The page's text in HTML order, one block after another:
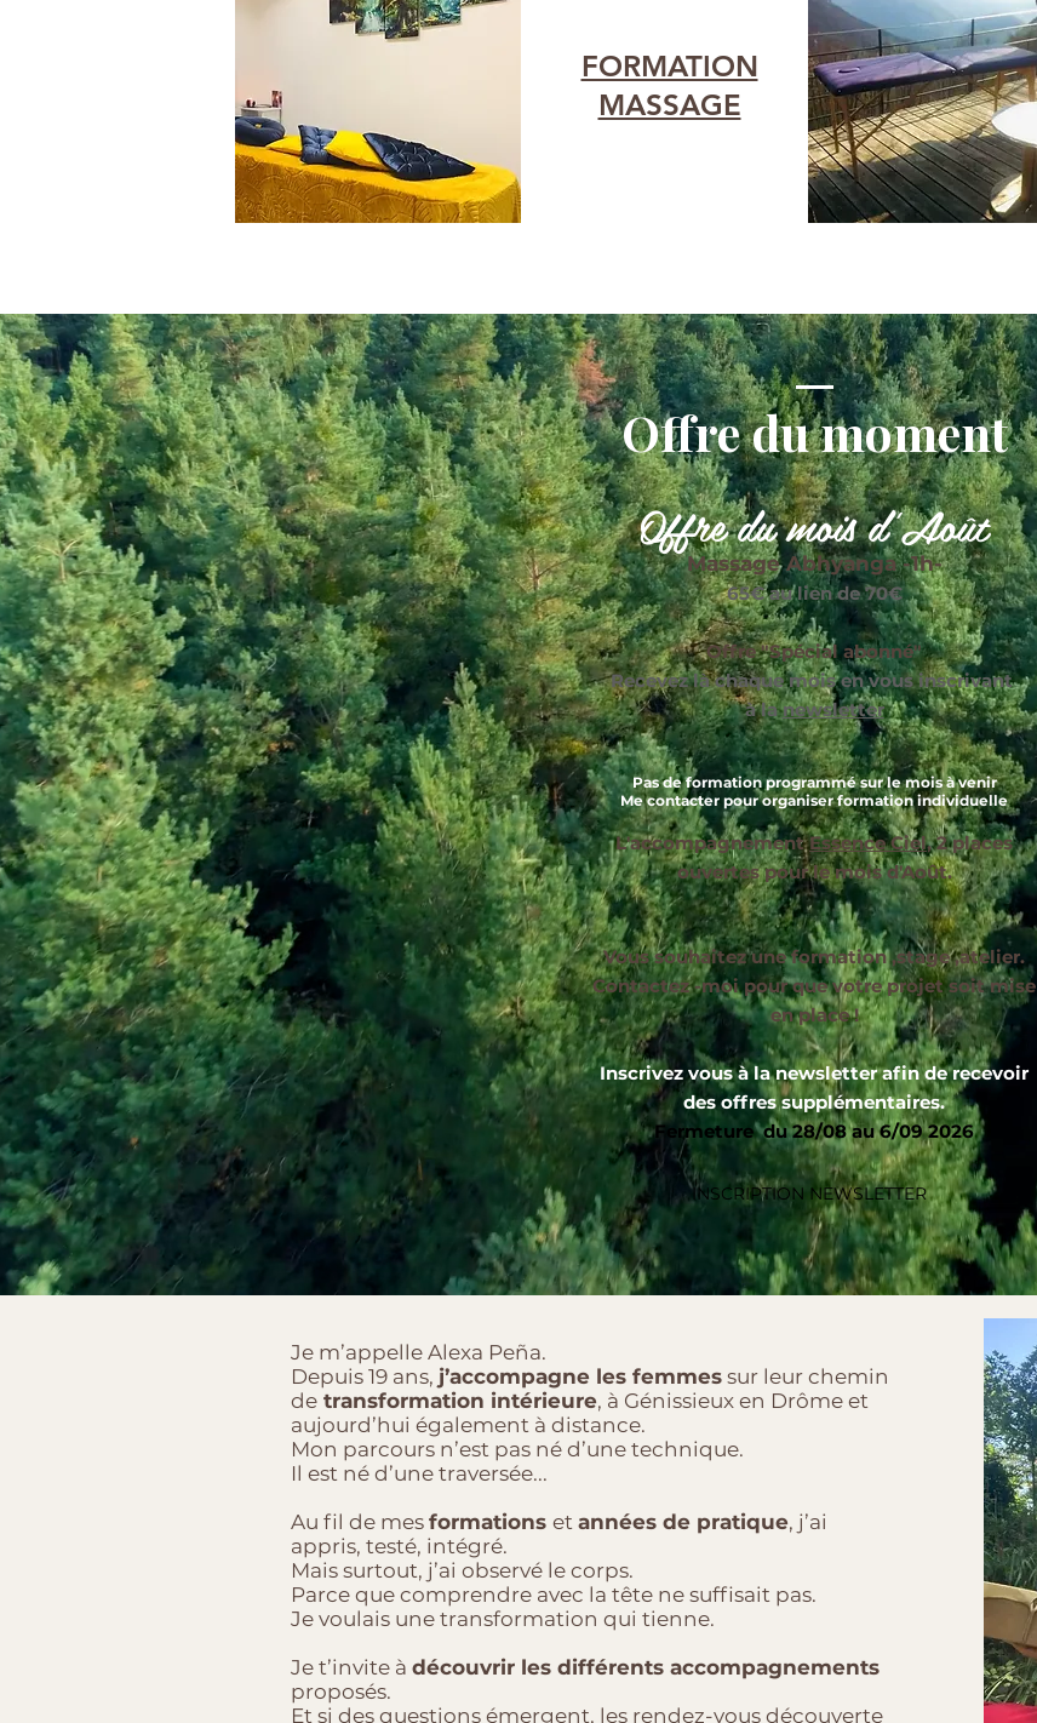
FORMATION
MASSAGE
Offre du moment
Offre du mois d'Août
Massage Abhyanga -1h-
65€ au lien de 70€
Offre "Spécial abonné"
Recevez là chaque mois en vous inscrivant
à lanewsletter
Pas de formation programmésur le mois à venir
Me contacter pour organiser formation individuelle​
L'accompagnementEssence Ciel, 2 places
ouvertes pour le mois d'Août.
​​Vous souhaitez une formation ,stage ,atelier.
Contactez -moi pour que votre projet soit mise
en place !
Inscrivez vous à la newsletter afin de recevoir
des offres supplémentaires.
Fermeture du 28/08 au 6/09 2026
INSCRIPTION NEWSLETTER
Je m’appelle Alexa Peña.
Depuis 19 ans, j’accompagne les femmes sur leur chemin
de transformation intérieure, à Génissieux en Drôme et
aujourd’hui également à distance.
Mon parcours n’est pas né d’une technique.
Il est né d’une traversée...
Au fil de mes formations et années de pratique, j’ai
appris, testé, intégré.
Mais surtout, j’ai observé le corps.
Parce que comprendre avec la tête ne suffisait pas.
Je voulais une transformation qui tienne.
Je t’invite à découvrir les différents accompagnements
proposés.
Et si des questions émergent, les rendez-vous découverte